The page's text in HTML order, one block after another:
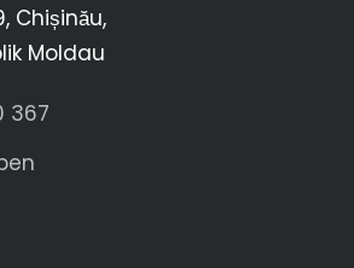
Chișinău,
Moldau
367